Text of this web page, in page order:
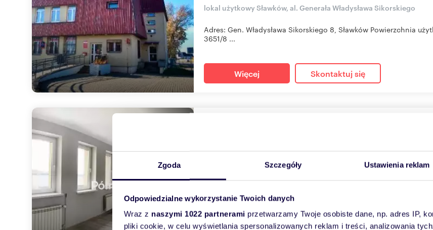
Zgoda Szczegóły Ustawienia reklam
Odpowiedzialne wykorzystanie Twoich danych
Wraz z naszymi 1022 partnerami przetwarzamy Twoje osobiste dane, np. adres IP,
pliki cookie, w celu wyświetlania spersonalizowanych reklam i treści, analizowania
lokal użytkowy Sławków, al. Generała Władysława Sikorskiego
Adres: Gen. Władysława Sikorskiego 8, Sławków Powierzchnia
3651/8 ...
Więcej Skontaktuj się
Szanowni Państwo!Zapraszamy do wynajmu lokalu 10 m2